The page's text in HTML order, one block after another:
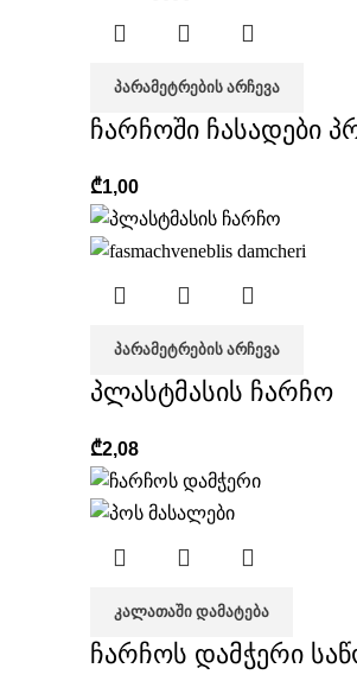
ᲞᲐᲠᲐᲛᲔᲢᲠᲔᲑᲘᲡ ᲐᲠᲩᲔᲕᲐ
ჩარჩოში ჩასადები
₾1,00
ᲞᲐᲠᲐᲛᲔᲢᲠᲔᲑᲘᲡ ᲐᲠᲩᲔᲕᲐ
პლასტმასის ჩარჩო
₾2,08
ᲙᲐᲚᲐᲗᲐᲨᲘ ᲓᲐᲛᲐᲢᲔᲑᲐ
ჩარჩოს დამჭერი